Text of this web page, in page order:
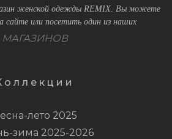
женской одежды REMIX. Вы можете
сайте или посетить один из наших
МАГАЗИНОВ
лето 2025
зима 2025-2026